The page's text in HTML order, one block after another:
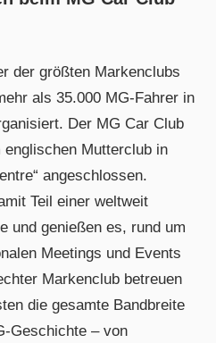
der größten Markenclubs
als 35.000 MG-Fahrer in
Der MG Car Club
Mutterclub in
angeschlossen.
Teil einer weltweit
und genießen es, rund um
Meetings und Events
Markenclub betreuen
die gesamte Bandbreite
Geschichte – von